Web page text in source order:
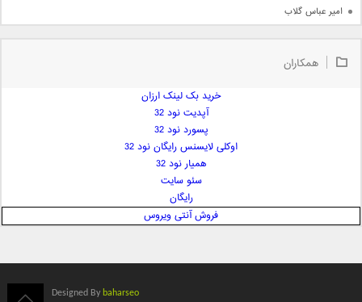
امیر عباس گلاب
امیر علی
ایمان غلامی
بابک جهانبخش
همکاران
خرید بک لینک ارزان
آپدیت نود 32
پسورد نود 32
اوکلی لایسنس رایگان نود 32
همیار نود 32
سئو سایت
رایگان
فروش آنتی ویروس
Designed By baharseo